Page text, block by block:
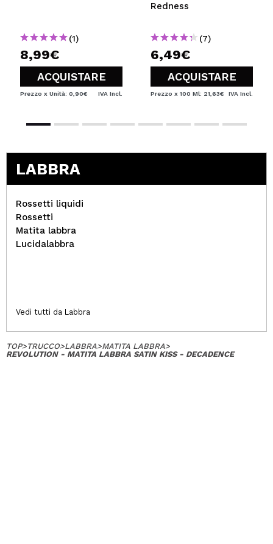
(1)
8,99€
ACQUISTARE
Prezzo x Unità: 0,90€ IVA Incl.
Redness
(7)
6,49€
ACQUISTARE
Prezzo x 100 Ml: 21,63€ IVA Incl.
LABBRA
Rossetti liquidi
Rossetti
Matita labbra
Lucidalabbra
Vedi tutti da Labbra
TOP>TRUCCO>LABBRA>MATITA LABBRA>
REVOLUTION - MATITA LABBRA SATIN KISS - DECADENCE